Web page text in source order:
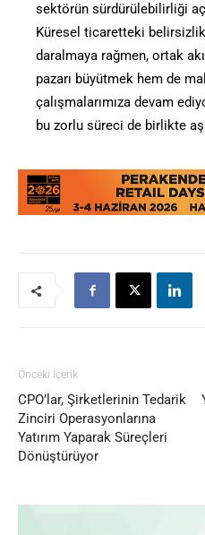
sektörün sürdürülebilirliği
Küresel ticaretteki
daralmaya rağmen, ortak
pazarı büyütmek hem de
çalışmalarımıza devam
bu zorlu süreci de birlikte
Önceki İçerik
CPO’lar, Şirketlerinin Tedarik
Zinciri Operasyonlarına
Yatırım Yaparak Süreçleri
Dönüştürüyor